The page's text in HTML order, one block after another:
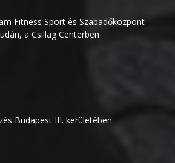
Fitness Sport és Szabadőközpont
a Csillag Centerben
Budapest III. kerületében